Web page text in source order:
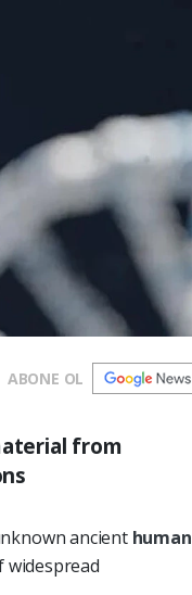
ABONE OL
from
ancient human
widespread